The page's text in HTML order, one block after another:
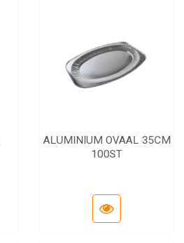
ALUMINIUM OVAAL 35CM
100ST